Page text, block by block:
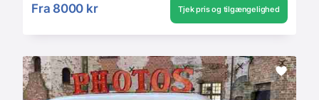
Fra 8000 kr Tjek pris og tilgængelighed